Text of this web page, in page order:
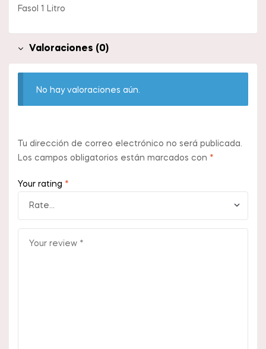
Fasol 1 Litro
Valoraciones (0)
No hay valoraciones aún.
Tu dirección de correo electrónico no será publicada.
Los campos obligatorios están marcados con *
Your rating *